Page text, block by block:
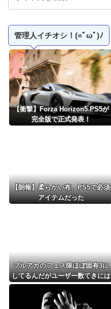
管理人イチオシ！(=ﾟωﾟ)ﾉ
【衝撃】Forza Horizon5 PS5が
完全版で正式発表！
【朗報】柔らかい布、PS5で必須
アイテムだった
ブルアカのフェス限ほぼ固有3に
してるんだがユーザー数てきには
どんなもん？